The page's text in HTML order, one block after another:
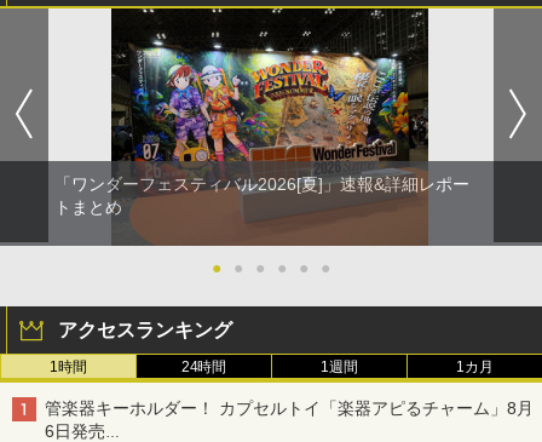
「ワンダーフェスティバル2026[夏]」速報&詳細レポー
トまとめ
● ● ● ● ● ●
アクセスランキング
1時間 24時間 1週間 1カ月
管楽器キーホルダー！ カプセルトイ「楽器アピるチャーム」8月
6日発売